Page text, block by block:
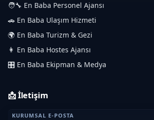
🧑‍🔧 En Baba Personel Ajansı
🚗 En Baba Ulaşım Hizmeti
🌍 En Baba Turizm & Gezi
👩 En Baba Hostes Ajansı
🎛️ En Baba Ekipman & Medya
📩 İletişim
KURUMSAL E-POSTA